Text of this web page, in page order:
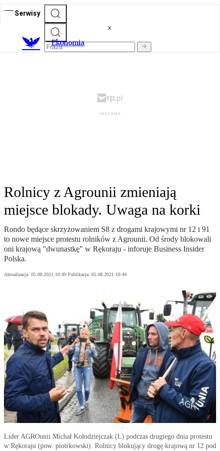
Serwisy
Ekonomia
Rolnicy z Agrounii zmieniają
miejsce blokady. Uwaga na korki
Rondo będące skrzyżowaniem S8 z drogami krajowymi nr 12 i 91
to nowe miejsce protestu rolników z Agrounii. Od środy blokowali
oni krajową "dwunastkę" w Rękoraju - inforuje Business Insider
Polska.
Aktualizacja: 05.08.2021 10:49 Publikacja: 05.08.2021 10:44
Lider AGROunii Michał Kołodziejczak (L) podczas drugiego dnia protestu
w Rękoraju (pow. piotrkowski). Rolnicy blokujący drogę krajową nr 12 pod